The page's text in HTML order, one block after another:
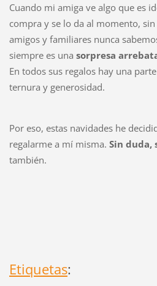
Cuando mi amiga ve algo que es
compra y se lo da al momento, sin
amigos y familiares nunca
siempre es una sorpresa
En todos sus regalos hay una
ternura y generosidad.
Por eso, estas navidades he
regalarme a mí misma. Sin duda,
también.
Etiquetas: